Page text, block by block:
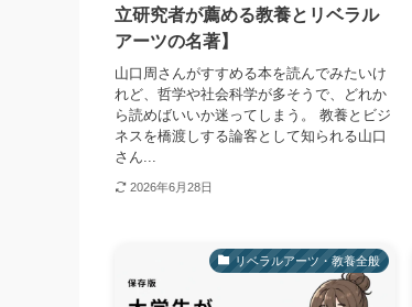
立研究者が薦める教養とリベラル
アーツの名著】
山口周さんがすすめる本を読んでみたいけ
れど、哲学や社会科学が多そうで、どれか
ら読めばいいか迷ってしまう。 教養とビジ
ネスを橋渡しする論客として知られる山口
さん...
2026年6月28日
リベラルアーツ・教養全般